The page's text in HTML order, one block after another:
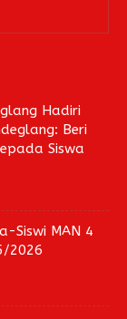
Hadiri
Beri
Siswa
Siswi MAN 4
2026